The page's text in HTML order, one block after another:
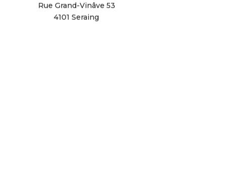
Rue Grand-Vinâve 53
4101 Seraing